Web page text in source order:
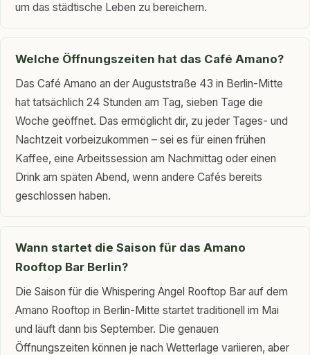
um das städtische Leben zu bereichern.
Welche Öffnungszeiten hat das Café Amano?
Das Café Amano an der Auguststraße 43 in Berlin-Mitte
hat tatsächlich 24 Stunden am Tag, sieben Tage die
Woche geöffnet. Das ermöglicht dir, zu jeder Tages- und
Nachtzeit vorbeizukommen – sei es für einen frühen
Kaffee, eine Arbeitssession am Nachmittag oder einen
Drink am späten Abend, wenn andere Cafés bereits
geschlossen haben.
Wann startet die Saison für das Amano
Rooftop Bar Berlin?
Die Saison für die Whispering Angel Rooftop Bar auf dem
Amano Rooftop in Berlin-Mitte startet traditionell im Mai
und läuft dann bis September. Die genauen
Öffnungszeiten können je nach Wetterlage variieren, aber